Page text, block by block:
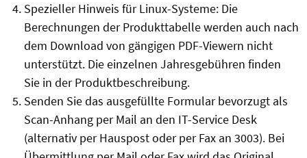
Spezieller Hinweis für Linux-Systeme: Die
Berechnungen der Produkttabelle werden auch nach
dem Download von gängigen PDF-Viewern nicht
unterstützt. Die einzelnen Jahresgebühren finden
Sie in der Produktbeschreibung.
Senden Sie das ausgefüllte Formular bevorzugt als
Scan-Anhang per Mail an den IT-Service Desk
(alternativ per Hauspost oder per Fax an 3003). Bei